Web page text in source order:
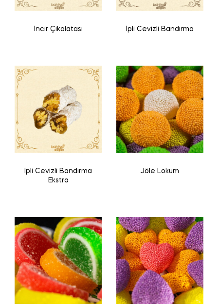
İncir Çikolatası İpli Cevizli Bandırma
İpli Cevizli Bandırma
Ekstra
Jöle Lokum